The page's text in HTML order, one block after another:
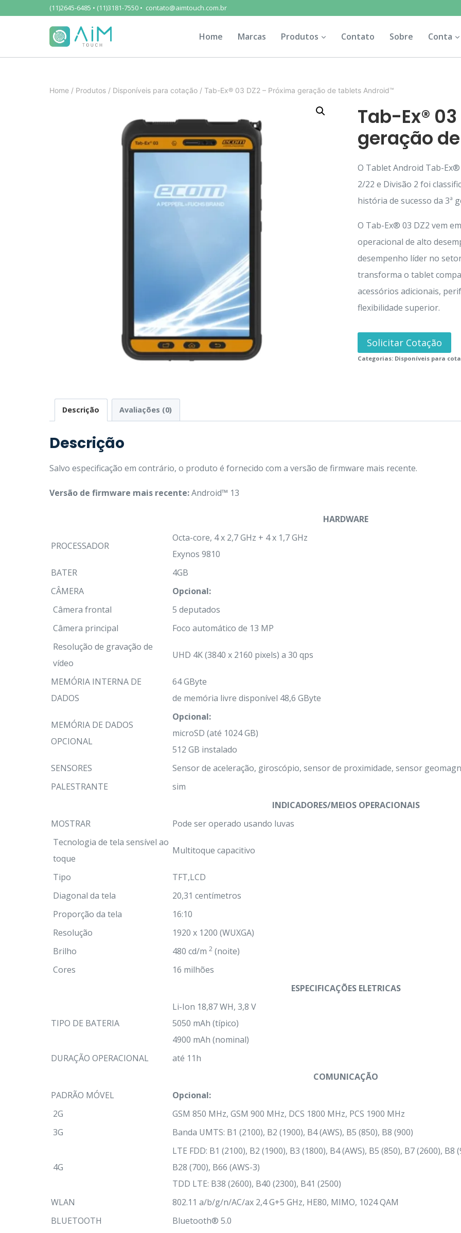
(11)2645-6485 • (11)3181-7550 • contato@aimtouch.com.br
Home Marcas Produtos Contato Sobre Conta
Home / Produtos / Disponíveis para cotação / Tab-Ex® 03 DZ2 – Próxima geração de tablets Android™
Tab-Ex®
geração
O Tablet Android Tab-
2/22 e Divisão 2 foi
história de sucesso da 3ª
O Tab-Ex® 03 DZ2 vem
operacional de alto
desempenho líder no
transforma o tablet
acessórios adicionais,
flexibilidade superior.
Solicitar Cotação
Categorias: Disponíveis para
Descrição Avaliações (0)
Descrição
Salvo especificação em contrário, o produto é fornecido com a versão de firmware mais recente.
Versão de firmware mais recente:Android™ 13
HARDWARE
PROCESSADOR
Octa-core, 4 x 2,7 GHz + 4 x 1,7 GHz
Exynos 9810
BATER
4GB
CÂMERA
Opcional:
Câmera frontal
5 deputados
Câmera principal
Foco automático de 13 MP
Resolução de gravação de
vídeo
UHD 4K (3840 x 2160 pixels) a 30 qps
MEMÓRIA INTERNA DE
DADOS
64 GByte
de memória livre disponível 48,6 GByte
MEMÓRIA DE DADOS
OPCIONAL
Opcional:
microSD (até 1024 GB)
512 GB instalado
SENSORES
Sensor de aceleração, giroscópio, sensor de proximidade, sensor
PALESTRANTE
sim
INDICADORES/MEIOS OPERACIONAIS
MOSTRAR
Pode ser operado usando luvas
Tecnologia de tela sensível ao
toque
Multitoque capacitivo
Tipo
TFT,LCD
Diagonal da tela
20,31 centímetros
Proporção da tela
16:10
Resolução
1920 x 1200 (WUXGA)
Brilho
480 cd/m 2 (noite)
Cores
16 milhões
ESPECIFICAÇÕES ELETRICAS
TIPO DE BATERIA
Li-Ion 18,87 WH, 3,8 V
5050 mAh (típico)
4900 mAh (nominal)
DURAÇÃO OPERACIONAL
até 11h
COMUNICAÇÃO
PADRÃO MÓVEL
Opcional:
2G
GSM 850 MHz, GSM 900 MHz, DCS 1800 MHz, PCS 1900 MHz
3G
Banda UMTS: B1 (2100), B2 (1900), B4 (AWS), B5 (850), B8 (900)
4G
LTE FDD: B1 (2100), B2 (1900), B3 (1800), B4 (AWS), B5 (850), B7 (2600),
B28 (700), B66 (AWS-3)
TDD LTE: B38 (2600), B40 (2300), B41 (2500)
WLAN
802.11 a/b/g/n/AC/ax 2,4 G+5 GHz, HE80, MIMO, 1024 QAM
BLUETOOTH
Bluetooth® 5.0